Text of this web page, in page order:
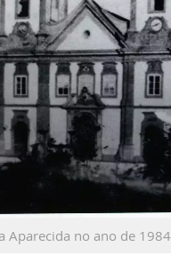
Aparecida no ano de 1984